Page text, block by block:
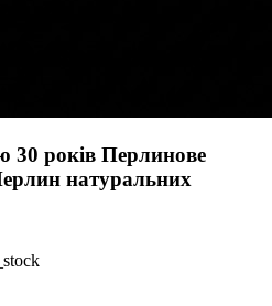
30 років Перлинове
натуральних